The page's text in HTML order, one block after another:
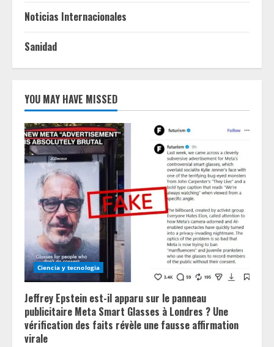
Noticias Internacionales
Sanidad
YOU MAY HAVE MISSED
Ciencia y tecnologia
Jeffrey Epstein est-il apparu sur le panneau
publicitaire Meta Smart Glasses à Londres ? Une
vérification des faits révèle une fausse affirmation
virale